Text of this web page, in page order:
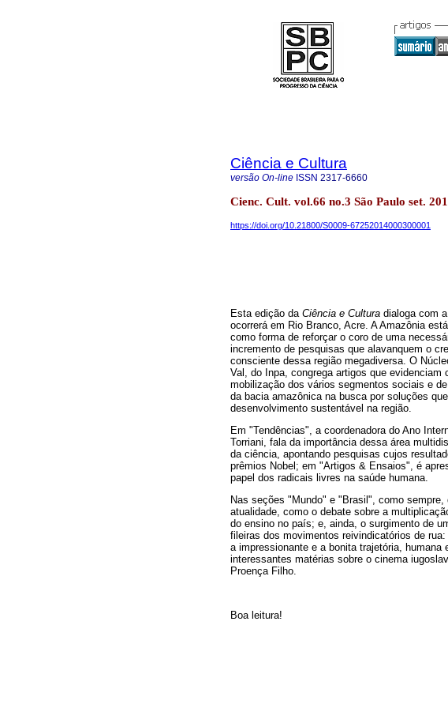
Ciência e Cultura
versão On-line ISSN 2317-6660
Cienc. Cult. vol.66 no.3 São Paulo set.
https://doi.org/10.21800/S0009-67252014000300001
Esta edição da Ciência e Cultura dialoga com
ocorrerá em Rio Branco, Acre. A Amazônia
como forma de reforçar o coro de uma
incremento de pesquisas que alavanquem o
consciente dessa região megadiversa. O
Val, do Inpa, congrega artigos que evidenciam
mobilização dos vários segmentos sociais e
da bacia amazônica na busca por soluções
desenvolvimento sustentável na região.
Em "Tendências", a coordenadora do Ano
Torriani, fala da importância dessa área
da ciência, apontando pesquisas cujos
prêmios Nobel; em "Artigos & Ensaios", é
papel dos radicais livres na saúde humana.
Nas seções "Mundo" e "Brasil", como
atualidade, como o debate sobre a
do ensino no país; e, ainda, o surgimento de
fileiras dos movimentos reivindicatórios de
a impressionante e a bonita trajetória,
interessantes matérias sobre o cinema
Proença Filho.
Boa leitura!